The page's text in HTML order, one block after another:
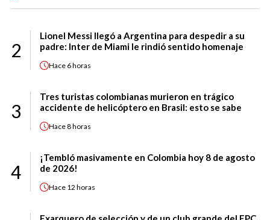
2
Lionel Messi llegó a Argentina para despedir a su
padre: Inter de Miami le rindió sentido homenaje
Hace 6 horas
3
Tres turistas colombianas murieron en trágico
accidente de helicóptero en Brasil: esto se sabe
Hace8 horas
4
¡Tembló masivamente en Colombia hoy 8 de agosto
de 2026!
Hace 12 horas